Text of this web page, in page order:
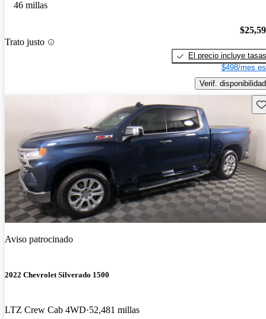
46 millas
Trato justo
El precio incluye tasas
$498/mes
Verif. disponibilidad
Aviso patrocinado
2022 Chevrolet Silverado 1500
LTZ Crew Cab 4WD 52,481 millas